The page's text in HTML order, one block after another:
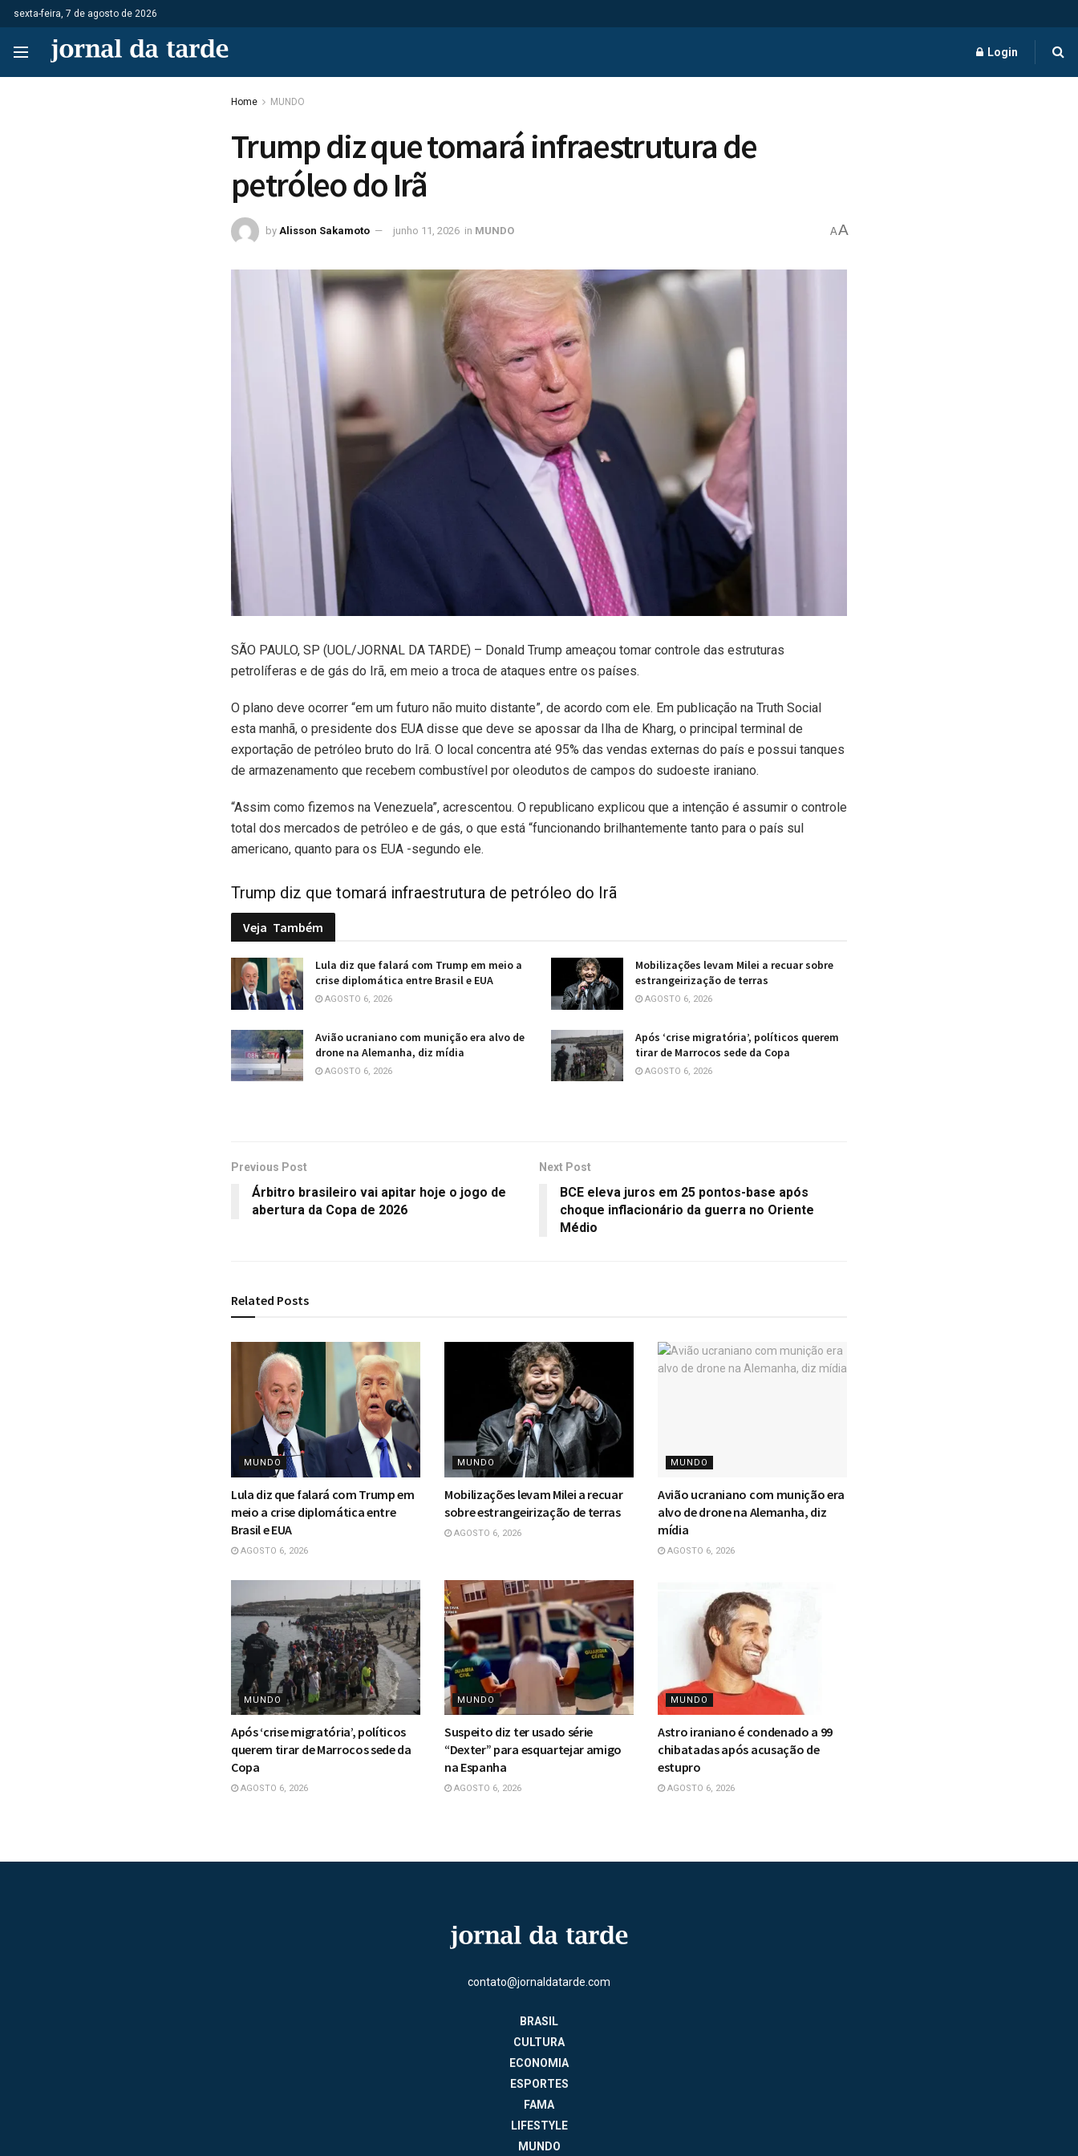
sexta-feira, 7 de agosto de 2026
Login
Home MUNDO
Trump diz que tomará infraestrutura de
petróleo do Irã
by Alisson Sakamoto junho 11, 2026 in MUNDO AA
SÃO PAULO, SP (UOL/JORNAL DA TARDE) – Donald Trump ameaçou tomar controle das estruturas
petrolíferas e de gás do Irã, em meio a troca de ataques entre os países.
O plano deve ocorrer “em um futuro não muito distante”, de acordo com ele. Em publicação na Truth Social
esta manhã, o presidente dos EUA disse que deve se apossar da Ilha de Kharg, o principal terminal de
exportação de petróleo bruto do Irã. O local concentra até 95% das vendas externas do país e possui tanques
de armazenamento que recebem combustível por oleodutos de campos do sudoeste iraniano.
“Assim como fizemos na Venezuela”, acrescentou. O republicano explicou que a intenção é assumir o controle
total dos mercados de petróleo e de gás, o que está “funcionando brilhantemente tanto para o país sul
americano, quanto para os EUA -segundo ele.
Trump diz que tomará infraestrutura de petróleo do Irã
Veja Também
Lula diz que falará com Trump em meio a
crise diplomática entre Brasil e EUA
AGOSTO 6, 2026
Mobilizações levam Milei a recuar sobre
estrangeirização de terras
AGOSTO 6, 2026
Avião ucraniano com munição era alvo de
drone na Alemanha, diz mídia
AGOSTO 6, 2026
Após ‘crise migratória’, políticos querem
tirar de Marrocos sede da Copa
AGOSTO 6, 2026
Previous Post
Árbitro brasileiro vai apitar hoje o jogo de
abertura da Copa de 2026
Next Post
BCE eleva juros em 25 pontos-base após
choque inflacionário da guerra no Oriente
Médio
Related Posts
MUNDO
Lula diz que falará com Trump em
meio a crise diplomática entre
Brasil e EUA
AGOSTO 6, 2026
MUNDO
Mobilizações levam Milei a recuar
sobre estrangeirização de terras
AGOSTO 6, 2026
MUNDO
Avião ucraniano com munição era
alvo de drone na Alemanha, diz
mídia
AGOSTO 6, 2026
MUNDO
Após ‘crise migratória’, políticos
querem tirar de Marrocos sede da
Copa
AGOSTO 6, 2026
MUNDO
Suspeito diz ter usado série
“Dexter” para esquartejar amigo
na Espanha
AGOSTO 6, 2026
MUNDO
Astro iraniano é condenado a 99
chibatadas após acusação de
estupro
AGOSTO 6, 2026
contato@jornaldatarde.com
BRASIL
CULTURA
ECONOMIA
ESPORTES
FAMA
LIFESTYLE
MUNDO